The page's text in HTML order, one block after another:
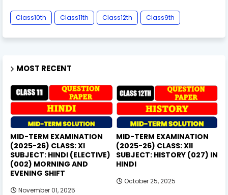
Class10th Class11th Class12th Class9th
MOST RECENT
MID-TERM EXAMINATION
(2025-26) CLASS: XI
SUBJECT: HINDI (ELECTIVE)
(002) MORNING AND
EVENING SHIFT
November 01, 2025
MID-TERM EXAMINATION
(2025-26) CLASS: XII
SUBJECT: HISTORY (027) IN
HINDI
October 25, 2025